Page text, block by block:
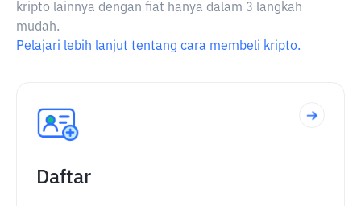
kripto lainnya dengan fiat hanya dalam 3 langkah
mudah.
Pelajari lebih lanjut tentang cara membeli kripto.
Daftar